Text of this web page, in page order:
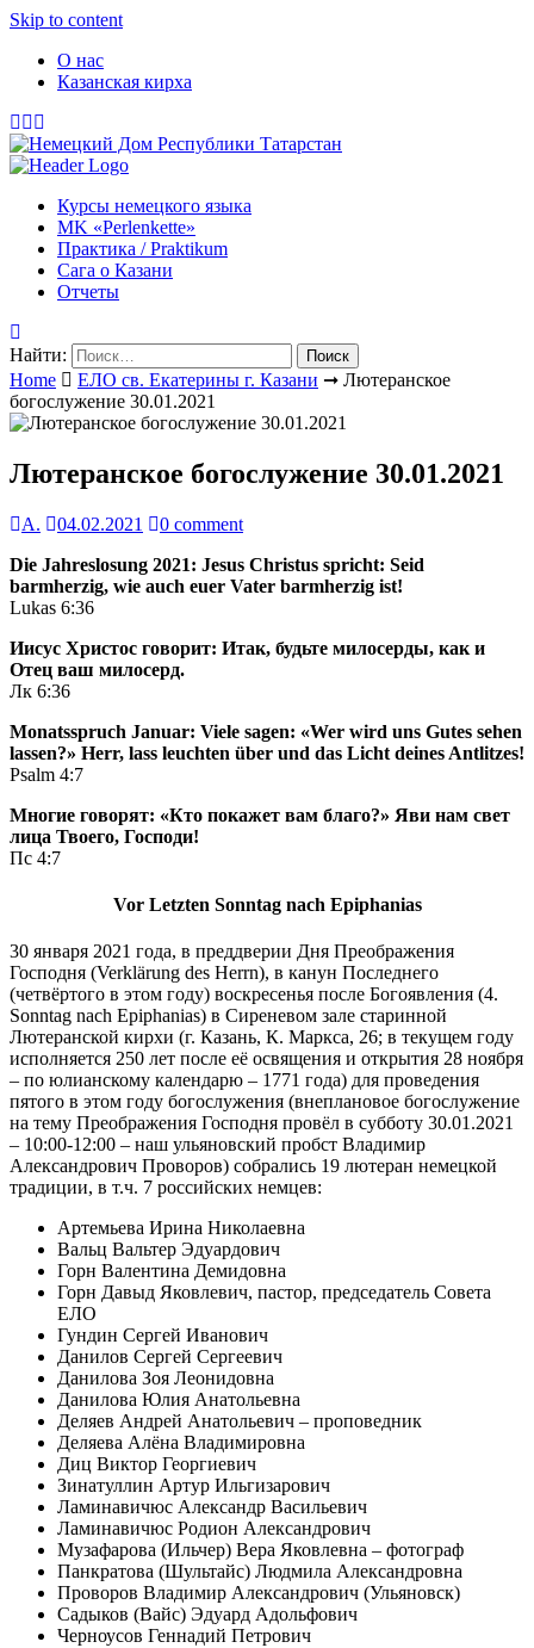
Skip to content
О нас
Казанская кирха
Курсы немецкого языка
МK «Perlenkette»
Практика / Praktikum
Сага о Казани
Отчеты
Найти:
Home
ЕЛО св. Екатерины г. Казани ➞ Лютеранское
богослужение 30.01.2021
Лютеранское богослужение 30.01.2021
А. 04.02.2021
0 comment
Die Jahreslosung 2021: Jesus Christus spricht: Seid
barmherzig, wie auch euer Vater barmherzig ist!
Lukas 6:36
Иисус Христос говорит: Итак, будьте милосерды, как и
Отец ваш милосерд.
Лк 6:36
Monatsspruch Januar: Viele sagen: «Wer wird uns Gutes sehen
lassen?» Herr, lass leuchten über und das Licht deines Antlitzes!
Psalm 4:7
Многие говорят: «Кто покажет вам благо?» Яви нам свет
лица Твоего, Господи!
Пс 4:7
Vor Letzten Sonntag nach Epiphanias
30 января 2021 года, в преддверии Дня Преображения
Господня (Verklärung des Herrn), в канун Последнего
(четвёртого в этом году) воскресенья после Богоявления (4.
Sonntag nach Epiphanias) в Сиреневом зале старинной
Лютеранской кирхи (г. Казань, К. Маркса, 26; в текущем году
исполняется 250 лет после её освящения и открытия 28 ноября
– по юлианскому календарю – 1771 года) для проведения
пятого в этом году богослужения (внеплановое богослужение
на тему Преображения Господня провёл в субботу 30.01.2021
– 10:00-12:00 – наш ульяновский пробст Владимир
Александрович Проворов) собрались 19 лютеран немецкой
традиции, в т.ч. 7 российских немцев:
Артемьева Ирина Николаевна
Вальц Вальтер Эдуардович
Горн Валентина Демидовна
Горн Давыд Яковлевич, пастор, председатель Совета
ЕЛО
Гундин Сергей Иванович
Данилов Сергей Сергеевич
Данилова Зоя Леонидовна
Данилова Юлия Анатольевна
Деляев Андрей Анатольевич – проповедник
Деляева Алёна Владимировна
Диц Виктор Георгиевич
Зинатуллин Артур Ильгизарович
Ламинавичюс Александр Васильевич
Ламинавичюс Родион Александрович
Музафарова (Ильчер) Вера Яковлевна – фотограф
Панкратова (Шультайс) Людмила Александровна
Проворов Владимир Александрович (Ульяновск)
Садыков (Вайс) Эдуард Адольфович
Черноусов Геннадий Петрович